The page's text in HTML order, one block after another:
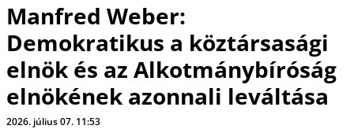
Manfred Weber:
Demokratikus a köztársasági
elnök és az Alkotmánybíróság
elnökének azonnali leváltása
2026. július 07. 11:53